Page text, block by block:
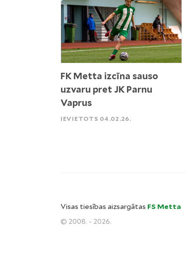
FK Metta izcīna sauso
uzvaru pret JK Parnu
Vaprus
IEVIETOTS 04.02.26.
Visas tiesības aizsargātas FS Metta
© 2008. - 2026.